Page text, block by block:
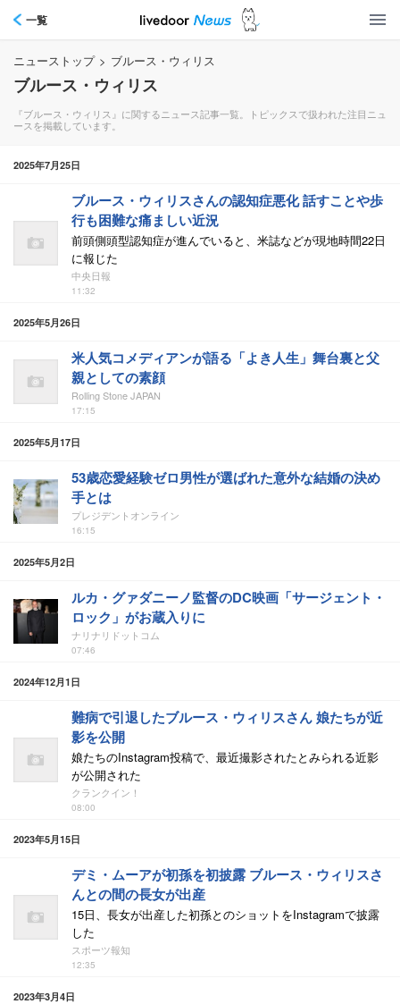
一覧
ニューストップ > ブルース・ウィリス
ブルース・ウィリス
『ブルース・ウィリス』に関するニュース記事一覧。トピックスで扱われた注目ニュ
ースを掲載しています。
2025年7月25日
ブルース・ウィリスさんの認知症悪化 話すことや歩
行も困難な痛ましい近況
前頭側頭型認知症が進んでいると、米誌などが現地時間22日
に報じた
中央日報
11:32
2025年5月26日
米人気コメディアンが語る「よき人生」舞台裏と父
親としての素顔
Rolling Stone JAPAN
17:15
2025年5月17日
53歳恋愛経験ゼロ男性が選ばれた意外な結婚の決め
手とは
プレジデントオンライン
16:15
2025年5月2日
ルカ・グァダニーノ監督のDC映画「サージェント・
ロック」がお蔵入りに
ナリナリドットコム
07:46
2024年12月1日
難病で引退したブルース・ウィリスさん 娘たちが近
影を公開
娘たちのInstagram投稿で、最近撮影されたとみられる近影
が公開された
クランクイン！
08:00
2023年5月15日
デミ・ムーアが初孫を初披露 ブルース・ウィリスさ
んとの間の長女が出産
15日、長女が出産した初孫とのショットをInstagramで披露
した
スポーツ報知
12:35
2023年3月4日